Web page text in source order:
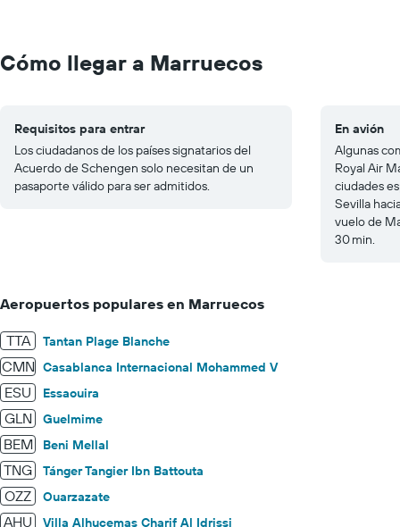
Cómo llegar a Marruecos
Requisitos para entrar
Los ciudadanos de los países signatarios del
Acuerdo de Schengen solo necesitan de un
pasaporte válido para ser admitidos.
En avión
Algunas
Royal Air
ciudades
Sevilla
vuelo de
30 min.
Aeropuertos populares en Marruecos
TTA Tantan Plage Blanche
CMN Casablanca Internacional Mohammed V
ESU Essaouira
GLN Guelmime
BEM Beni Mellal
TNG Tánger Tangier Ibn Battouta
OZZ Ouarzazate
AHU Villa Alhucemas Charif Al Idrissi